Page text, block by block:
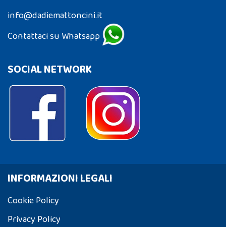
info@dadiemattoncini.it
Contattaci su Whatsapp
SOCIAL NETWORK
INFORMAZIONI LEGALI
Cookie Policy
Privacy Policy